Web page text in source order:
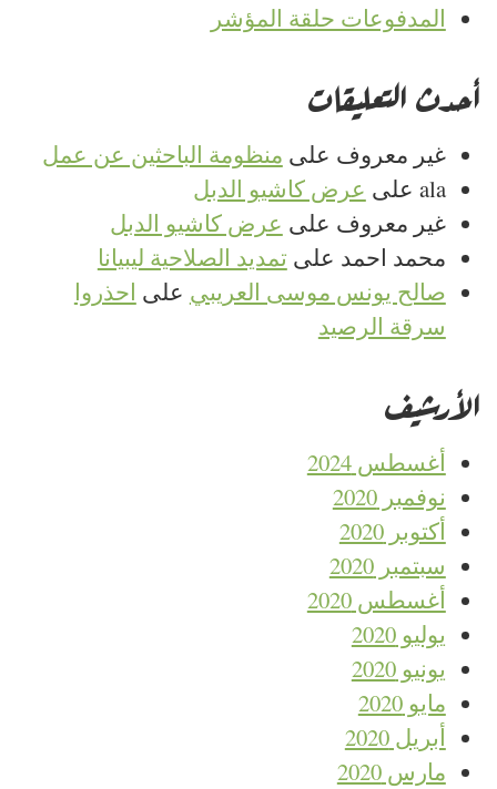
المدفوعات حلقة المؤشر
أحدث التعليقات
غير معروف على منظومة الباحثين عن عمل
ala على عرض كاشيو الدبل
غير معروف على عرض كاشيو الدبل
محمد احمد على تمديد الصلاحية ليبيانا
صالح يونس موسى العريبي على احذروا
سرقة الرصيد
الأرشيف
أغسطس 2024
نوفمبر 2020
أكتوبر 2020
سبتمبر 2020
أغسطس 2020
يوليو 2020
يونيو 2020
مايو 2020
أبريل 2020
مارس 2020